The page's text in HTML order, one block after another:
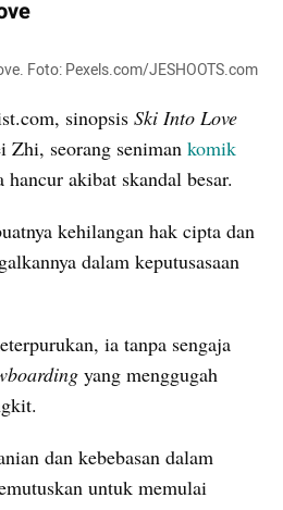
Foto: Pexels.com/JESHOOTS.com
sinopsis Ski Into Love
Zhi, seorang seniman komik
akibat skandal besar.
kehilangan hak cipta dan
dalam keputusasaan
ia tanpa sengaja
yang menggugah
dan kebebasan dalam
untuk memulai